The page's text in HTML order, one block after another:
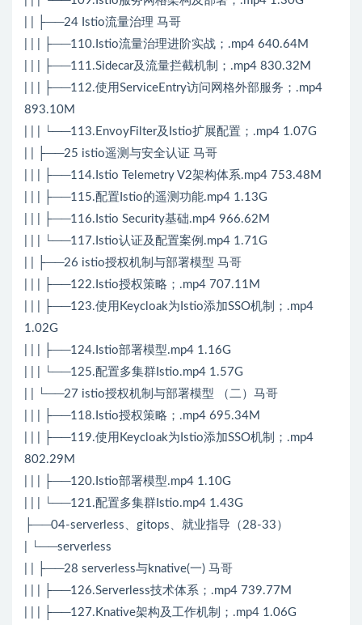
| | ├──24 Istio流量治理 马哥
| | | ├──110.Istio流量治理进阶实战；.mp4 640.64M
| | | ├──111.Sidecar及流量拦截机制；.mp4 830.32M
| | | ├──112.使用ServiceEntry访问网格外部服务；.mp4
893.10M
| | | └──113.EnvoyFilter及Istio扩展配置；.mp4 1.07G
| | ├──25 istio遥测与安全认证 马哥
| | | ├──114.Istio Telemetry V2架构体系.mp4 753.48M
| | | ├──115.配置Istio的遥测功能.mp4 1.13G
| | | ├──116.Istio Security基础.mp4 966.62M
| | | └──117.Istio认证及配置案例.mp4 1.71G
| | ├──26 istio授权机制与部署模型 马哥
| | | ├──122.Istio授权策略；.mp4 707.11M
| | | ├──123.使用Keycloak为Istio添加SSO机制；.mp4
1.02G
| | | ├──124.Istio部署模型.mp4 1.16G
| | | └──125.配置多集群Istio.mp4 1.57G
| | └──27 istio授权机制与部署模型 （二）马哥
| | | ├──118.Istio授权策略；.mp4 695.34M
| | | ├──119.使用Keycloak为Istio添加SSO机制；.mp4
802.29M
| | | ├──120.Istio部署模型.mp4 1.10G
| | | └──121.配置多集群Istio.mp4 1.43G
├──04-serverless、gitops、就业指导（28-33）
| └──serverless
| | ├──28 serverless与knative(一) 马哥
| | | ├──126.Serverless技术体系；.mp4 739.77M
| | | ├──127.Knative架构及工作机制；.mp4 1.06G